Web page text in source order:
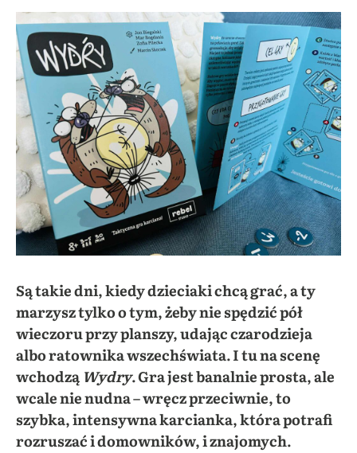
Są takie dni, kiedy dzieciaki chcą grać, a ty
marzysz tylko o tym, żeby nie spędzić pół
wieczoru przy planszy, udając czarodzieja
albo ratownika wszechświata. I tu na scenę
wchodzą Wydry. Gra jest banalnie prosta, ale
wcale nie nudna – wręcz przeciwnie, to
szybka, intensywna karcianka, która potrafi
rozruszać i domowników, i znajomych.